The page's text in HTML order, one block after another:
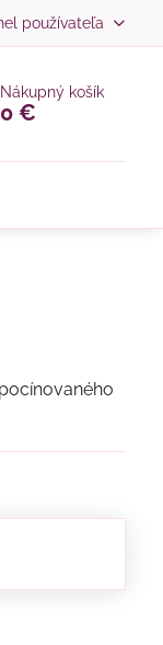
používateľa
Nákupný košík
0 €